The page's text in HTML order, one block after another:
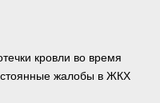
кровли во время
жалобы в ЖКХ